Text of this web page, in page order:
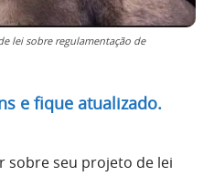
lei sobre regulamentação de
e fique atualizado.
sobre seu projeto de lei